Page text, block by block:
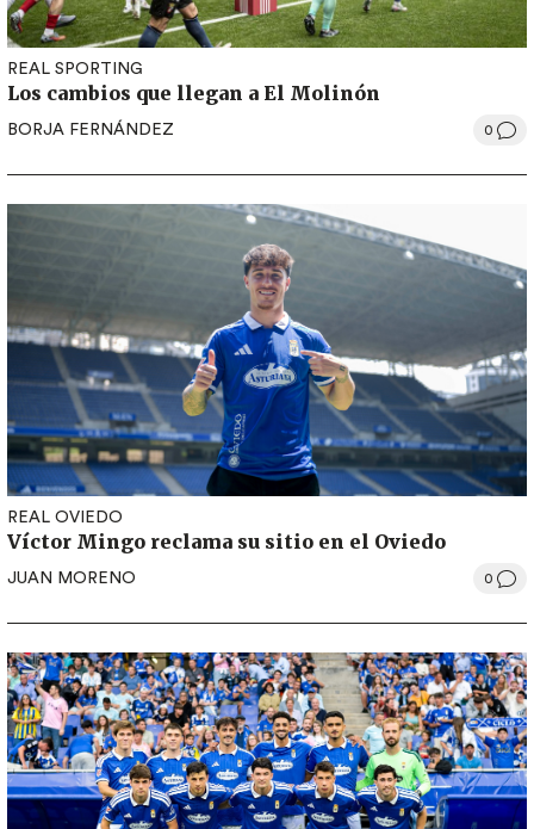
REAL SPORTING
Los cambios que llegan a El Molinón
BORJA FERNÁNDEZ 0
REAL OVIEDO
Víctor Mingo reclama su sitio en el Oviedo
JUAN MORENO 0